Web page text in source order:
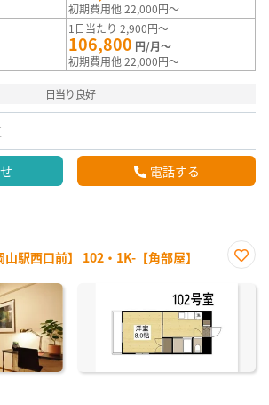
初期費用他 22,000円～
1日当たり 2,900円～
106,800 円/月～
初期費用他 22,000円～
日当り良好
電話する
駅西口前】 102・1K-【角部屋】
に入